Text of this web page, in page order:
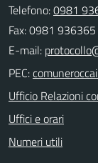
Telefono:0981
Fax: 0981 936365
E-mail:
PEC:
Ufficio Relazioni
Uffici e orari
Numeri utili